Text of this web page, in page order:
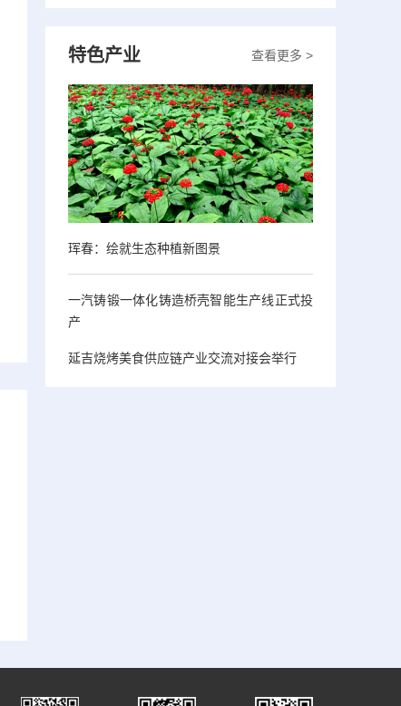
查看更多 >
特色产业
珲春：绘就生态种植新图景
一汽铸锻一体化铸造桥壳智能生产线正式投
产
延吉烧烤美食供应链产业交流对接会举行